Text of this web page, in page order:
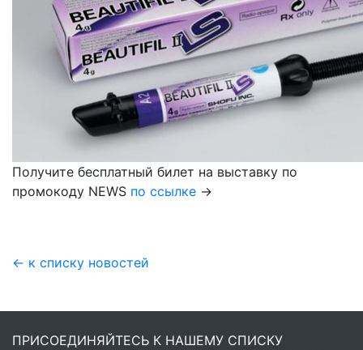
Получите бесплатный билет на выставку по
промокоду NEWS по ссылке →
← к списку новостей
ПРИСОЕДИНЯЙТЕСЬ К НАШЕМУ СПИСКУ